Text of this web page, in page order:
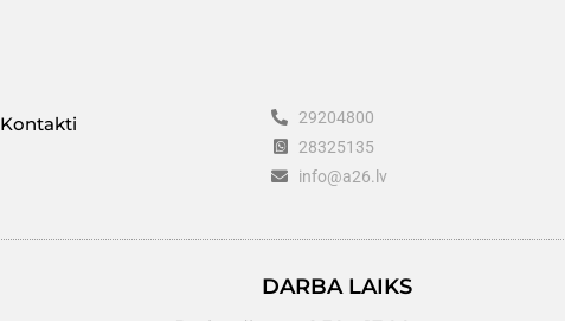
Kontakti
29204800
28325135
info@a26.lv
DARBA LAIKS